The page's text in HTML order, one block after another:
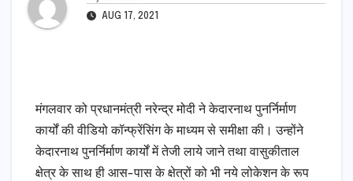
AUG 17, 2021
मंगलवार को प्रधानमंत्री नरेन्द्र मोदी ने केदारनाथ पुनर्निर्माण
कार्यों की वीडियो कॉन्फ्रेंसिंग के माध्यम से समीक्षा की। उन्होंने
केदारनाथ पुनर्निर्माण कार्यों में तेजी लाये जाने तथा वासुकीताल
क्षेत्र के साथ ही आस-पास के क्षेत्रों को भी नये लोकेशन के रूप